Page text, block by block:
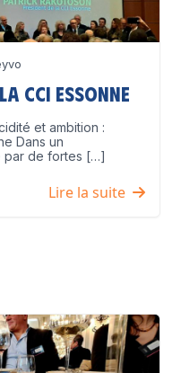
CCI Essonne
et ambition :
Dans un
par de fortes […]
Lire la suite